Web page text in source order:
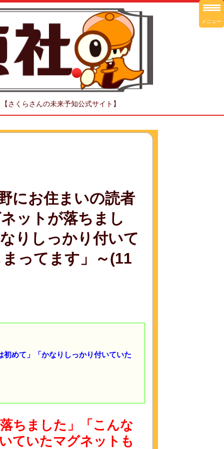
さくらさんの未来予知公式サイト】
にお住まいの読者
ットが落ちまし
りしっかり付いて
ってます」～(11
めて」「かなりしっかり付いていた
ちました」「こんな
ていたマグネットも
メニュー